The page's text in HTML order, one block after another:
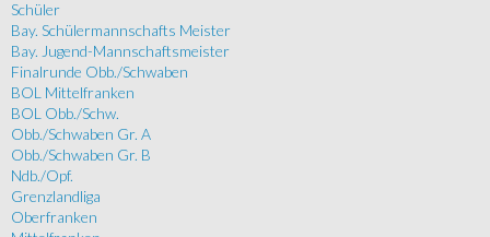
Schüler
Bay. Schülermannschafts Meister
Bay. Jugend-Mannschaftsmeister
Finalrunde Obb./Schwaben
BOL Mittelfranken
BOL Obb./Schw.
Obb./Schwaben Gr. A
Obb./Schwaben Gr. B
Ndb./Opf.
Grenzlandliga
Oberfranken